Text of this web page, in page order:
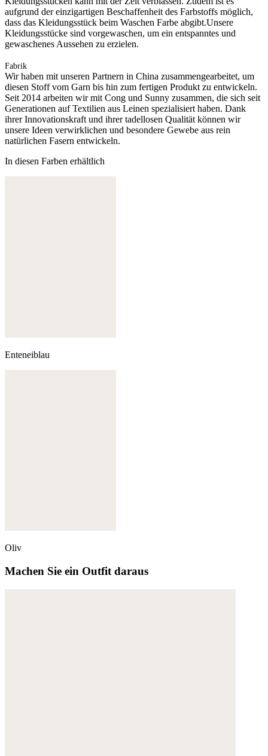
aufgrund der einzigartigen Beschaffenheit des Farbstoffs möglich,
dass das Kleidungsstück beim Waschen Farbe abgibt.Unsere
Kleidungsstücke sind vorgewaschen, um ein entspanntes und
gewaschenes Aussehen zu erzielen.
Fabrik
Wir haben mit unseren Partnern in China zusammengearbeitet, um
diesen Stoff vom Garn bis hin zum fertigen Produkt zu entwickeln.
Seit 2014 arbeiten wir mit Cong und Sunny zusammen, die sich seit
Generationen auf Textilien aus Leinen spezialisiert haben. Dank
ihrer Innovationskraft und ihrer tadellosen Qualität können wir
unsere Ideen verwirklichen und besondere Gewebe aus rein
natürlichen Fasern entwickeln.
In diesen Farben erhältlich
Enteneiblau
Oliv
Machen Sie ein Outfit daraus